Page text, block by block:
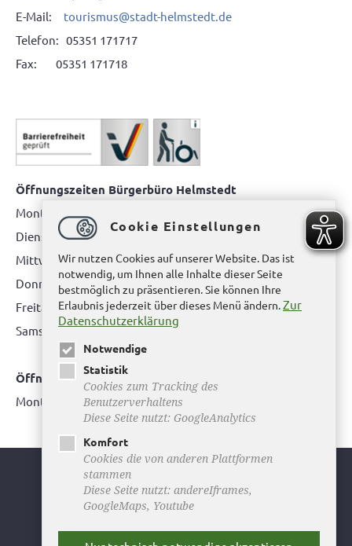
E-Mail: tourismus@stadt-helmstedt.de
Telefon: 05351 171717
Fax: 05351 171718
Öffnungszeiten Bürgerbüro Helmstedt
Montag: 08.00 bis 12.00 Uhr
Dienstag: 08.00 bis 12.00 Uhr & 15.00 Uhr bis 17.00 Uhr
Mittwoch: nur nach Terminvereinbarung
Donnerstag: 08.00 bis 12.00 Uhr & 14.00 Uhr bis 16.00 Uhr
Freitag: nur nach Terminvereinbarung
Samstag:bitte hier klicken
Öffnungszeiten Bürgerbüro Büddenstedt
Montag: 14:00 bis 16:00 Uhr
Youtube
Facebook
Cookie Einstellungen
Wir nutzen Cookies auf unserer Website. Das ist
notwendig, um Ihnen alle Inhalte dieser Seite
bestmöglich zu präsentieren. Sie können Ihre
Erlaubnis jederzeit über dieses Menü ändern.Zur
Datenschutzerklärung
Notwendige
Statistik
Cookies zum Tracking des
Benutzerverhaltens
Diese Seite nutzt: GoogleAnalytics
Komfort
Cookies die von anderen Plattformen
stammen
Diese Seite nutzt: andereIframes,
GoogleMaps, Youtube